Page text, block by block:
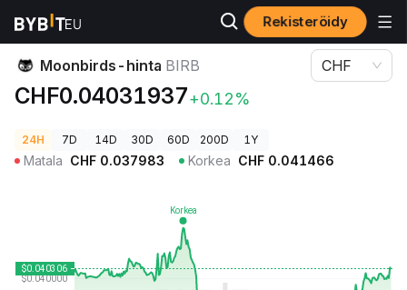
Rekisteröidy
Kryptohinnat
Moonbirds-hinta BIRB
CHF0.04031937+0.12%
CHF
24H 7D 14D 30D 60D 200D 1Y
Matala CHF 0.037983 Korkea CHF 0.041466